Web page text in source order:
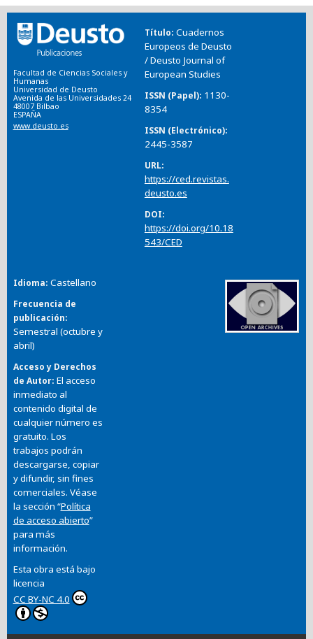
Facultad de Ciencias Sociales y
Humanas
Universidad de Deusto
Avenida de las Universidades 24
48007 Bilbao
ESPAÑA
www.deusto.es
Título Cuadernos
Europeos de Deusto
/ Deusto Journal of
European Studies
ISSN (Papel) 1130-
8354
ISSN (Electrónico)
2445-3587
URL
https://ced.revistas.
deusto.es
DOI
https://doi.org/10.18
543/CED
Idioma Castellano
Frecuencia de
publicación
Semestral (octubre y
abril)
Acceso y Derechos
de Autor El acceso
inmediato al
contenido digital de
cualquier número es
gratuito. Los
trabajos podrán
descargarse, copiar
y difundir, sin fines
comerciales. Véase
la sección “Política
de acceso abierto”
para más
información.
Esta obra está bajo
licencia
CC BY-NC 4.0